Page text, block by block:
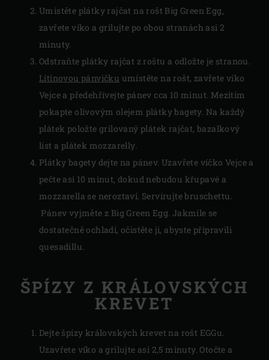
Umístěte plátky rajčat na rošt Big Green Egg,
zavřete víko a grilujte po obou stranách asi 2
minuty.
Odstraňte plátky rajčat z roštu a odložte je stranou.
Litinovou pánvičku umístěte na rošt, zavřete víko
Vejce a předehřívejte pánev cca 10 minut. Mezitím
pokapte olivovým olejem plátky bagety. Na každý
plátek položte grilovaný plátek rajčat, bazalkový
list a plátek mozzarelly.
Plátky bagety dejte na pánev. Uzavřete víčko Vejce a
pečte asi 10 minut, dokud nebudou křupavé a
mozzarella se neroztaví. Servírujte bruschettu.
Pánev vyjměte z Big Green Egg. Jakmile se
dostatečně ochladí, očistěte ji, abyste připravili
quesadillu.
ŠPÍZY Z KRÁLOVSKÝCH
KREVET
Dejte špízy královských krevet na rošt EGGu.
Uzavřete víko a grilujte asi 2,5 minuty. Otočte a